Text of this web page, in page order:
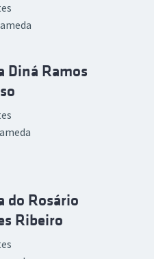
Diná Ramos
do Rosário
Ribeiro